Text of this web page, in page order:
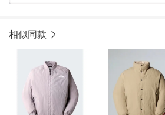
相似同款